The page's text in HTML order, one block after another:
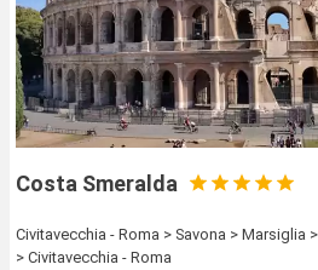
Costa Smeralda
Civitavecchia - Roma > Savona > Marsiglia
> Civitavecchia - Roma